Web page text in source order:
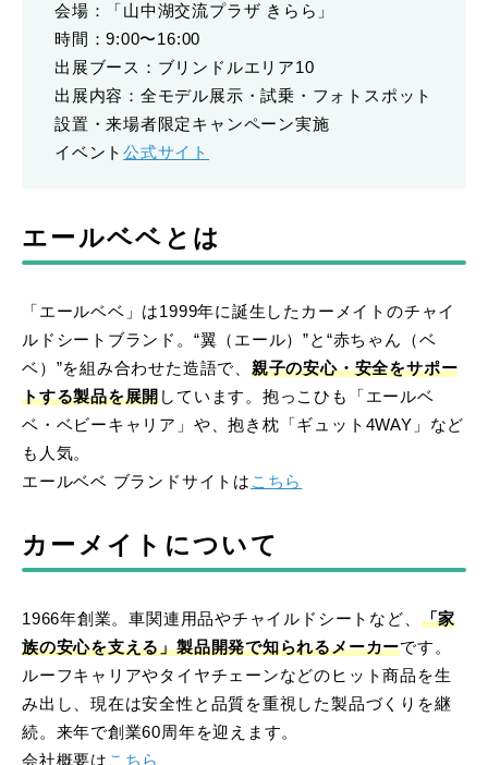
会場：「山中湖交流プラザ きらら」
時間：9:00〜16:00
出展ブース：ブリンドルエリア10
出展内容：全モデル展示・試乗・フォトスポット
設置・来場者限定キャンペーン実施
イベント公式サイト
エールベベとは
「エールベベ」は1999年に誕生したカーメイトのチャイ
ルドシートブランド。“翼（エール）”と“赤ちゃん（ベ
ベ）”を組み合わせた造語で、 親子の安心・安全をサポー
トする製品を展開しています。抱っこひも「エールベ
ベ・ベビーキャリア」や、抱き枕「ギュット4WAY」など
も人気。
エールベベ ブランドサイトは こちら
カーメイトについて
1966年創業。車関連用品やチャイルドシートなど、 「家
族の安心を支える」製品開発で知られるメーカーです。
ルーフキャリアやタイヤチェーンなどのヒット商品を生
み出し、現在は安全性と品質を重視した製品づくりを継
続。来年で創業60周年を迎えます。
会社概要は こちら